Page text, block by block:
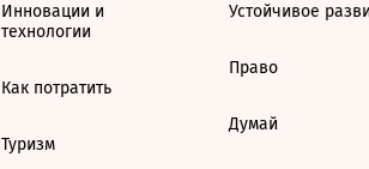
Инновации и
технологии
Как потратить
Туризм
Устойчивое
Право
Думай